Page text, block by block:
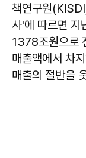
책연구원
사'에 따르면
1378조원으로
매출액에서 차
매출의 절반을